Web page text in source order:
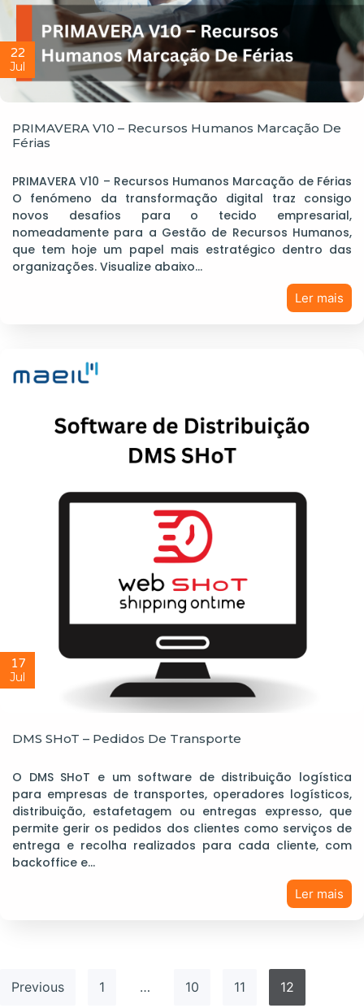
22
Jul
PRIMAVERA V10 – Recursos Humanos Marcação De
Férias
PRIMAVERA V10 – Recursos Humanos Marcação de Férias
O fenómeno da transformação digital traz consigo
novos desafios para o tecido empresarial,
nomeadamente para a Gestão de Recursos Humanos,
que tem hoje um papel mais estratégico dentro das
organizações. Visualize abaixo…
Ler mais
17
Jul
DMS SHoT – Pedidos De Transporte
O DMS SHoT e um software de distribuição logística
para empresas de transportes, operadores logísticos,
distribuição, estafetagem ou entregas expresso, que
permite gerir os pedidos dos clientes como serviços de
entrega e recolha realizados para cada cliente, com
backoffice e…
Ler mais
Previous 1 … 10 11 12